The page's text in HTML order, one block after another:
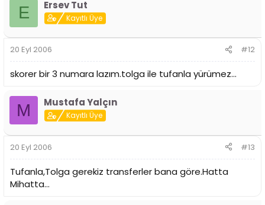
E Ersev Tut
Kayıtlı Üye
20 Eyl 2006 #12
skorer bir 3 numara lazım.tolga ile tufanla yürümez...
M Mustafa Yalçın
Kayıtlı Üye
20 Eyl 2006 #13
Tufanla,Tolga gerekiz transferler bana göre.Hatta
Mihatta...